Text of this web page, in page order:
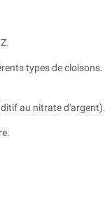
types de cloisons.
au nitrate d'argent).